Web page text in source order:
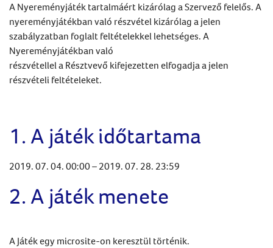
A Nyereményjáték tartalmáért kizárólag a Szervező felelős. A
nyereményjátékban való részvétel kizárólag a jelen
szabályzatban foglalt feltételekkel lehetséges. A
Nyereményjátékban való
részvétellel a Résztvevő kifejezetten elfogadja a jelen
részvételi feltételeket.
1. A játék időtartama
2019. 07. 04. 00:00 – 2019. 07. 28. 23:59
2. A játék menete
A Játék egy microsite-on keresztül történik.